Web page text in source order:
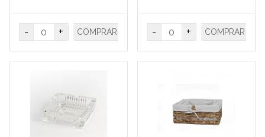
- + COMPRAR - + COMPRAR